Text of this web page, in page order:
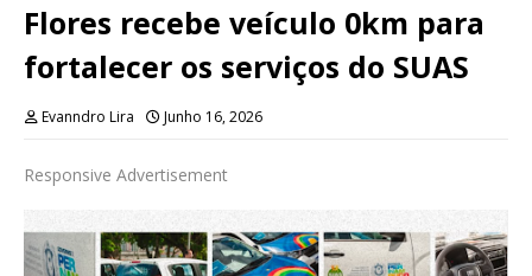
Flores recebe veículo 0km para
fortalecer os serviços do SUAS
Evanndro Lira Junho 16, 2026
Responsive Advertisement